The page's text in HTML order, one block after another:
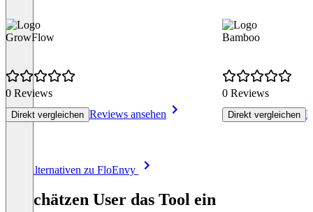
GrowFlow
0 Reviews
Direkt vergleichen Reviews ansehen
Bamboo
0 Reviews
Direkt vergleichen
Alle Alternativen zu FloEnvy
So schätzen User das Tool ein